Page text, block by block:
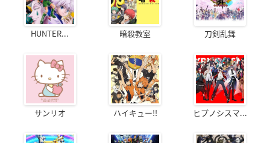
HUNTER... 暗殺教室 刀剣乱舞
サンリオ ハイキュー!! ヒプノシスマ...